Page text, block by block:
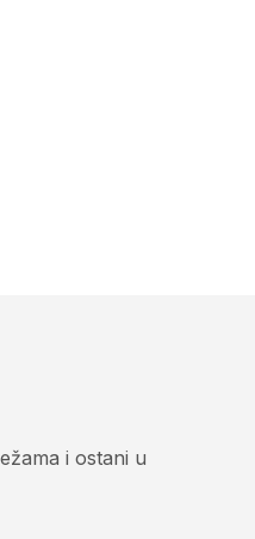
i ostani u